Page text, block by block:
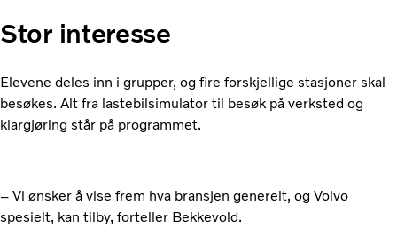
Stor interesse
Elevene deles inn i grupper, og fire forskjellige stasjoner skal
besøkes. Alt fra lastebilsimulator til besøk på verksted og
klargjøring står på programmet.
– Vi ønsker å vise frem hva bransjen generelt, og Volvo
spesielt, kan tilby, forteller Bekkevold.